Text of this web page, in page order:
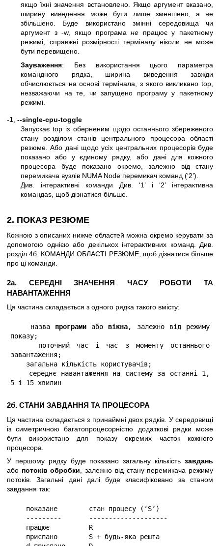
якщо їхні значення встановлено. Якщо аргумент вказано,
ширину виведення може бути лише зменшено, а не
збільшено. Буде використано змінні середовища чи
аргумент з -w, якщо програмане працює у пакетному
режимі, справжні розмірності терміналу ніколи не може
бути перевищено.
Зауваження: Без використання цього параметра
командного рядка, ширина виведення завжди
обчислюється на основі термінала, з якого викликано top,
незважаючи на те, чи запущено програму у пакетному
режимі.
-1, --single-cpu-toggle
Запускає top із оберненим щодо останнього збереженого
стану розділом станів центрального процесора області
резюме. Або дані щодо усіх центральних процесорів буде
показано або у єдиному рядку, або дані для кожного
процесора буде показано окремо, залежно від стану
перемикача вузлів NUMA Node перемикач команд (‘2’).
Див. інтерактивні команди Див. ‘1’ і ‘2’ інтерактивна
командаs, щоб дізнатися більше.
2. ПОКАЗ РЕЗЮМЕ
Кожною з описаних нижче областей можна окремо керувати за
допомогою однією або декількох інтерактивних команд. Див.
розділ 4б. КОМАНДИ ОБЛАСТІ РЕЗЮМЕ, щоб дізнатися більше
про ці команди.
2а. СЕРЕДНІ ЗНАЧЕННЯ ЧАСУ РОБОТИ ТА
НАВАНТАЖЕННЯ
Ця частина складається з одного рядка такого вмісту:
    назва
програми або вікна, залежно від режиму
показу;
завантаження;
5 і 15 хвилин
2б. СТАНИ ЗАВДАННЯ ТА ПРОЦЕСОРА
Ця частина складається з принаймні двох рядків. У середовищі
із симетричною багатопроцесорністю додаткові рядки може
бути використано для показу окремих часток кожного
процесора.
У першому рядку буде показано загальну кількість завдань
або потоків обробки , залежно від стану перемикача режиму
потоків. Загальні дані далі буде класифіковано за станом
завдання так: